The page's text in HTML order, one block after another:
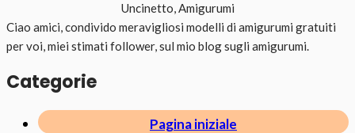
Uncinetto, Amigurumi
Ciao amici, condivido meravigliosi modelli di amigurumi gratuiti
per voi, miei stimati follower, sul mio blog sugli amigurumi.
Categorie
Pagina iniziale